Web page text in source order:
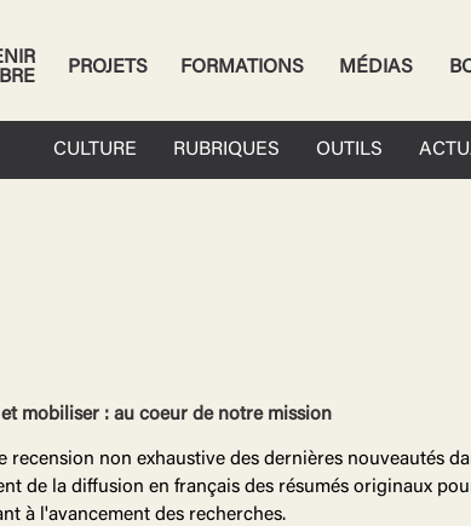
PROJETS FORMATIONS MÉDIAS
CULTURE RUBRIQUES OUTILS
mobiliser : au coeur de notre mission
non exhaustive des dernières nouveautés
de la diffusion en français des résumés originaux
à l'avancement des recherches.